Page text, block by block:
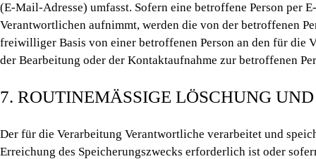
(E-Mail-Adresse) umfasst. Sofern eine betroffene Person
Verantwortlichen aufnimmt, werden die von der betroffenen
freiwilliger Basis von einer betroffenen Person an den für die
der Bearbeitung oder der Kontaktaufnahme zur betroffenen
7. ROUTINEMÄSSIGE LÖSCHUNG
Der für die Verarbeitung Verantwortliche verarbeitet und
Erreichung des Speicherungszwecks erforderlich ist oder